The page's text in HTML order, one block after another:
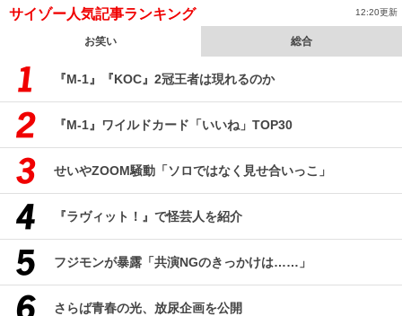
サイゾー人気記事ランキング 12:20更新
お笑い 総合
『M-1』『KOC』2冠王者は現れるのか
『M-1』ワイルドカード「いいね」TOP30
せいやZOOM騒動「ソロではなく見せ合いっこ」
『ラヴィット！』で怪芸人を紹介
フジモンが暴露「共演NGのきっかけは……」
さらば青春の光、放尿企画を公開